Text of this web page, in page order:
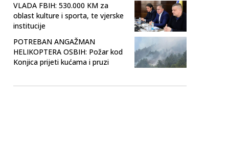
VLADA FBIH: 530.000 KM za
oblast kulture i sporta, te vjerske
institucije
POTREBAN ANGAŽMAN
HELIKOPTERA OSBIH: Požar kod
Konjica prijeti kućama i pruzi